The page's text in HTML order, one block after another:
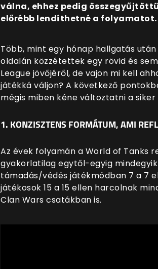
válna, ehhez pedig
előrébb lendíthetné a folyamatot.
Több, mint egy hónap hallgatás
oldalán közzétettek egy rövid és
League jövőjéről, de vajon mi kell
játékká váljon? A következő
mégis miben kéne változtatni a siker
1. KONZISZTENS FORMÁTUM, AMI
Az évek folyamán a World of
gyakorlatilag egytől-egyig
támadás/védés játékmódban 7 a 7
játékosok 15 a 15 ellen harcolnak
Clan Wars csatákban is.